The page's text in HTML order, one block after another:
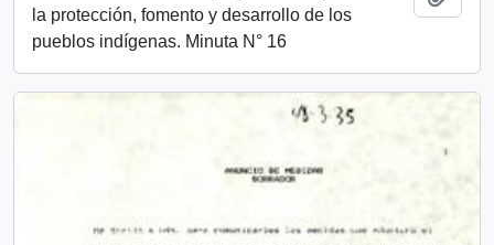
la protección, fomento y desarrollo de los
pueblos indígenas. Minuta N° 16